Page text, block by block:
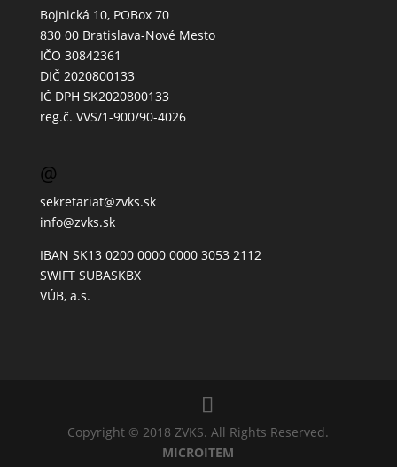
Bojnická 10, POBox 70
830 00 Bratislava-Nové Mesto
IČO 30842361
DIČ 2020800133
IČ DPH SK2020800133
reg.č. VVS/1-900/90-4026
@
sekretariat@zvks.sk
info@zvks.sk
IBAN SK13 0200 0000 0000 3053 2112
SWIFT SUBASKBX
VÚB, a.s.
Copyright © 2018 ZVKS. All Rights Reserved.
MICROITEM